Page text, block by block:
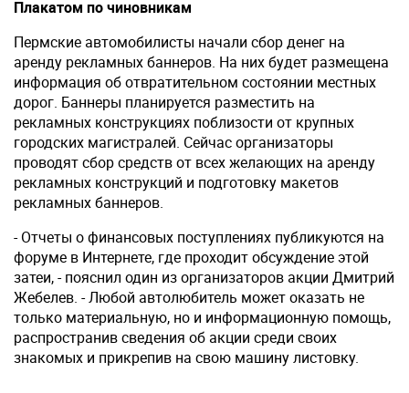
Плакатом по чиновникам
Пермские автомобилисты начали сбор денег на
аренду рекламных баннеров. На них будет размещена
информация об отвратительном состоянии местных
дорог. Баннеры планируется разместить на
рекламных конструкциях поблизости от крупных
городских магистралей. Сейчас организаторы
проводят сбор средств от всех желающих на аренду
рекламных конструкций и подготовку макетов
рекламных баннеров.
- Отчеты о финансовых поступлениях публикуются на
форуме в Интернете, где проходит обсуждение этой
затеи, - пояснил один из организаторов акции Дмитрий
Жебелев. - Любой автолюбитель может оказать не
только материальную, но и информационную помощь,
распространив сведения об акции среди своих
знакомых и прикрепив на свою машину листовку.